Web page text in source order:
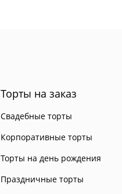
Торты на заказ
Свадебные торты
Корпоративные торты
Торты на день рождения
Праздничные торты